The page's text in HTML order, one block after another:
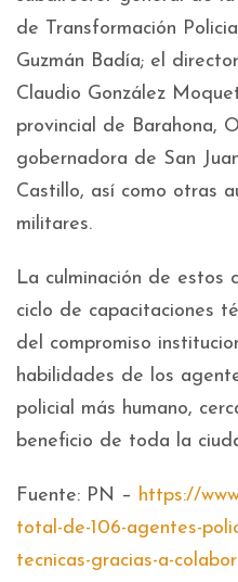
de Transformación
Guzmán Badía; el
Claudio González
provincial de Barahona,
gobernadora de San
Castillo, así como otras
militares.
La culminación de estos
ciclo de capacitaciones
del compromiso
habilidades de los
policial más humano,
beneficio de toda la
Fuente: PN – https://
total-de-106-agentes-
tecnicas-gracias-a-